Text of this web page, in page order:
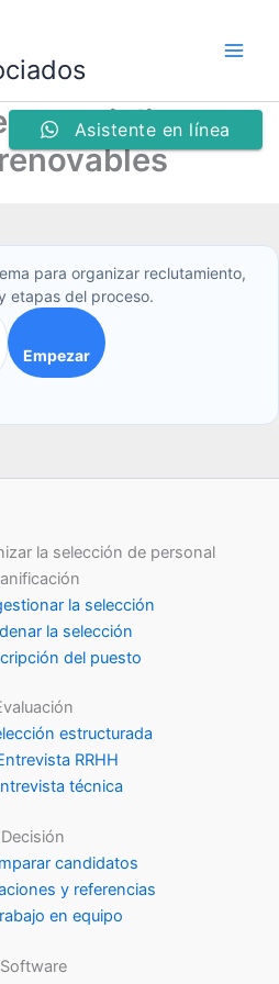
especialistas
para organizar reclutamiento,
etapas del proceso.
Empezar
la selección de personal
la selección
la selección
del puesto
estructurada
RRHH
técnica
Decisión
candidatos
y referencias
en equipo
Software
Asistente en línea